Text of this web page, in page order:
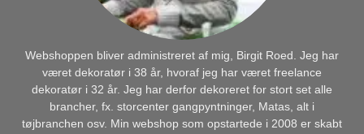
Webshoppen bliver administreret af mig, Birgit Roed. Jeg har
været dekoratør i 38 år, hvoraf jeg har været freelance
dekoratør i 32 år. Jeg har derfor dekoreret for stort set alle
brancher, fx. storcenter gangpyntninger, Matas, alt i
tøjbranchen osv. Min webshop som opstartede i 2008 er skabt